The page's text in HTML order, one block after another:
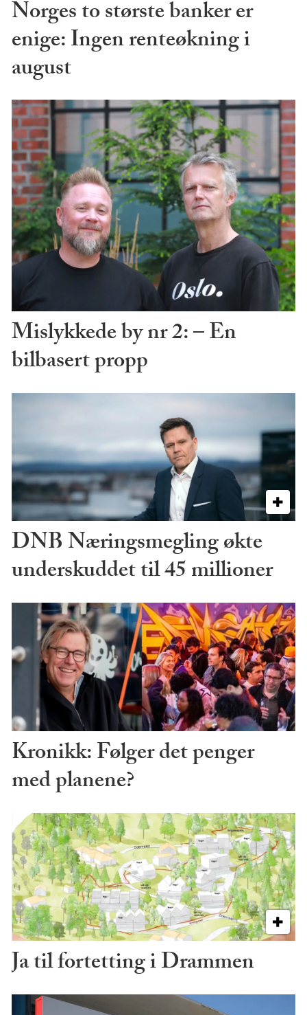
Norges to største banker er
enige: Ingen renteøkning i
august
Mislykkede by nr 2: – En
bilbasert propp
DNB Næringsmegling økte
underskuddet til 45 millioner
Kronikk: Følger det penger
med planene?
Ja til fortetting i Drammen